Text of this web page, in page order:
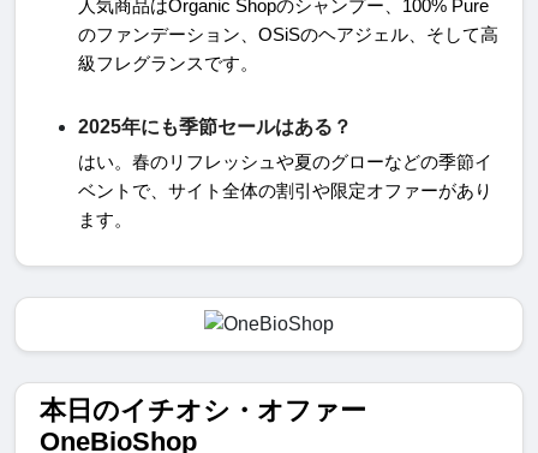
人気商品はOrganic Shopのシャンプー、 100% Pure
のファンデーション、 OSiSのヘアジェル、そして高
級フレグランスです。
2025年にも季節セールはある？
はい。春のリフレッシュや夏のグローなどの季節イ
ベントで、サイト全体の割引や限定オファーがあり
ます。
本日のイチオシ・オファー
OneBioShop